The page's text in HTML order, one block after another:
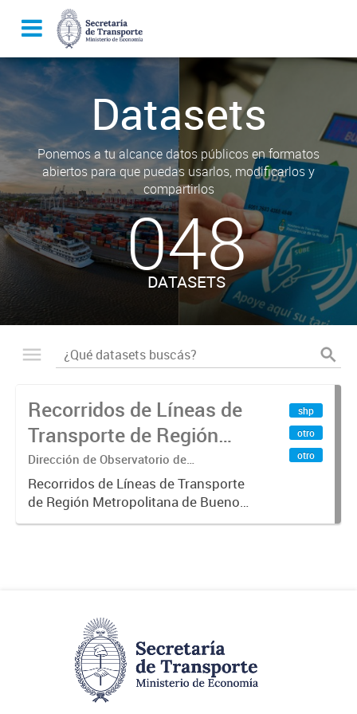
Datasets
Ponemos a tu alcance datos públicos en formatos
abiertos para que puedas usarlos, modificarlos y
compartirlos
048
DATASETS
Recorridos de Líneas de
Transporte de Región
Metropolitana de
Buenos Aires (RMBA)
Dirección de Observatorio de
Transporte, Estudio y Sistemas
Recorridos de Líneas de Transporte
de Región Metropolitana de Buenos
Aires (RMBA).-
shp
otro
otro